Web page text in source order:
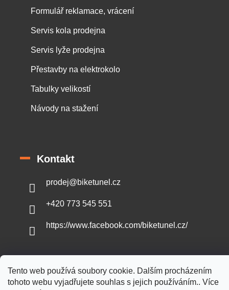
Tento web používá soubory cookie. Dalším procházením
tohoto webu vyjadřujete souhlas s jejich používáním.. Více
Formulář reklamace, vrácení
Servis kola prodejna
Servis lyže prodejna
Přestavby na elektrokolo
Tabulky velikostí
Návody na stažení
Kontakt
prodej@biketunel.cz
+420 773 545 551
https://www.facebook.com/biketunel.cz/
Vytvořil Shoptet